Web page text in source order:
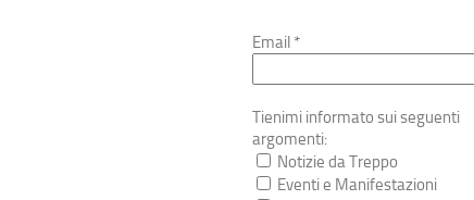
Email *
Tienimi informato sui seguenti
argomenti:
Notizie da Treppo
Eventi e Manifestazioni